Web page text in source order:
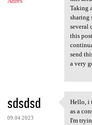
Taking
sharing
several
this
send
a very
sdsdsd
09.04.2023
Hello,
Hello, i
as a
I'm